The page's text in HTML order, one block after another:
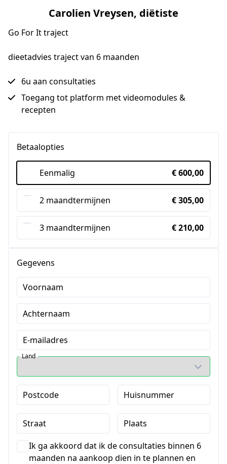
Carolien Vreysen, diëtiste
Go For It traject
dieetadvies traject van 6 maanden
6u aan consultaties
Toegang tot platform met videomodules &
recepten
Betaalopties
Eenmalig € 600,00
2 maandtermijnen € 305,00
3 maandtermijnen € 210,00
Gegevens
Voornaam
Achternaam
E-mailadres
Land
Postcode Huisnummer
Straat
Plaats
Ik ga akkoord dat ik de consultaties binnen 6
maanden na aankoop dien in te plannen en